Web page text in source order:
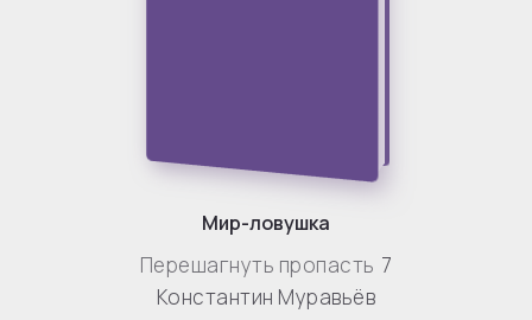
Мир-ловушка
Перешагнуть пропасть 7
Константин Муравьёв